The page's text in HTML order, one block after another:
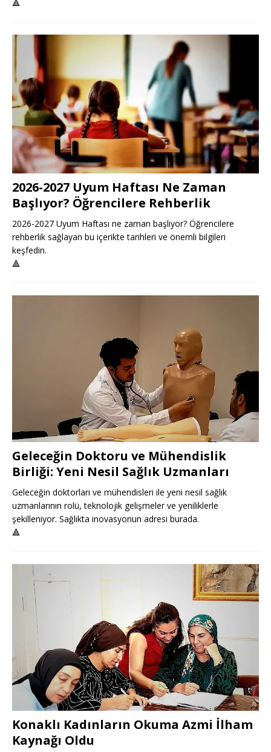
🔺
2026-2027 Uyum Haftası Ne Zaman
Başlıyor? Öğrencilere Rehberlik
2026-2027 Uyum Haftası ne zaman başlıyor? Öğrencilere
rehberlik sağlayan bu içerikte tarihleri ve önemli bilgileri
keşfedin.
🔺
Geleceğin Doktoru ve Mühendislik
Birliği: Yeni Nesil Sağlık Uzmanları
Geleceğin doktorları ve mühendisleri ile yeni nesil sağlık
uzmanlarının rolü, teknolojik gelişmeler ve yeniliklerle
şekilleniyor. Sağlıkta inovasyonun adresi burada.
🔺
Konaklı Kadınların Okuma Azmi İlham
Kaynağı Oldu